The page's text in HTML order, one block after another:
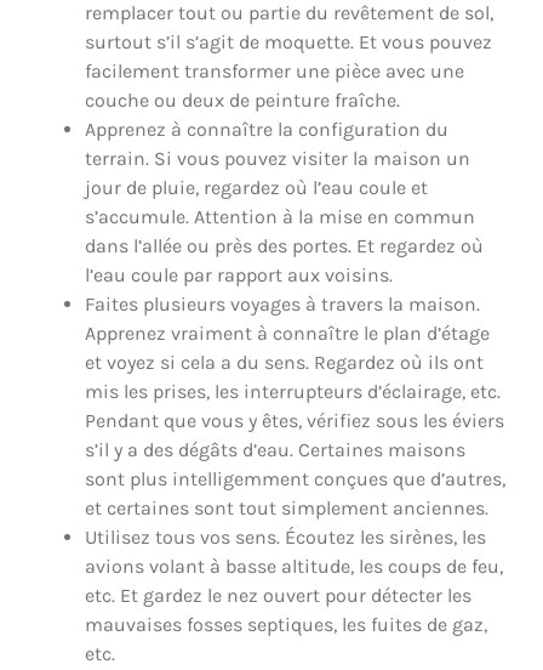
remplacer tout ou partie du revêtement de sol,
surtout s’il s’agit de moquette. Et vous pouvez
facilement transformer une pièce avec une
couche ou deux de peinture fraîche.
Apprenez à connaître la configuration du
terrain. Si vous pouvez visiter la maison un
jour de pluie, regardez où l’eau coule et
s’accumule. Attention à la mise en commun
dans l’allée ou près des portes. Et regardez où
l’eau coule par rapport aux voisins.
Faites plusieurs voyages à travers la maison.
Apprenez vraiment à connaître le plan d’étage
et voyez si cela a du sens. Regardez où ils ont
mis les prises, les interrupteurs d’éclairage, etc.
Pendant que vous y êtes, vérifiez sous les éviers
s’il y a des dégâts d’eau. Certaines maisons
sont plus intelligemment conçues que d’autres,
et certaines sont tout simplement anciennes.
Utilisez tous vos sens. Écoutez les sirènes, les
avions volant à basse altitude, les coups de feu,
etc. Et gardez le nez ouvert pour détecter les
mauvaises fosses septiques, les fuites de gaz,
etc.